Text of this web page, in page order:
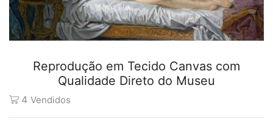
Reprodução em Tecido Canvas com
Qualidade Direto do Museu
4 Vendidos